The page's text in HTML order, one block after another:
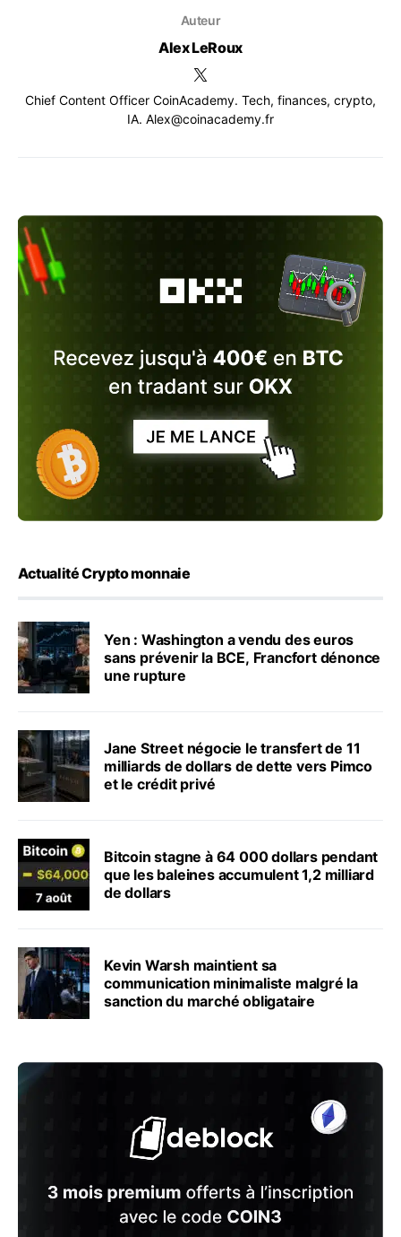
Auteur
Alex LeRoux
Chief Content Officer CoinAcademy. Tech, finances, crypto,
IA. Alex@coinacademy.fr
Actualité Crypto monnaie
Yen : Washington a vendu des euros
sans prévenir la BCE, Francfort dénonce
une rupture
Jane Street négocie le transfert de 11
milliards de dollars de dette vers Pimco
et le crédit privé
Bitcoin stagne à 64 000 dollars pendant
que les baleines accumulent 1,2 milliard
de dollars
Kevin Warsh maintient sa
communication minimaliste malgré la
sanction du marché obligataire